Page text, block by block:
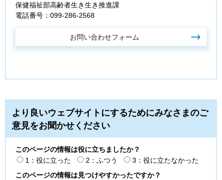
保健福祉部高齢者生き生き推進課
電話番号：099-286-2568
より良いウェブサイトにするためにみなさまのご
意見をお聞かせください
このページの情報は役に立ちましたか？
1：役に立った
2：ふつう
3：役に立たなかった
このページの情報は見つけやすかったですか？